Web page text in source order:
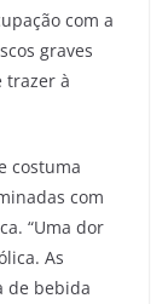
com a
graves
trazer à
costuma
com
“Uma dor
As
de bebida